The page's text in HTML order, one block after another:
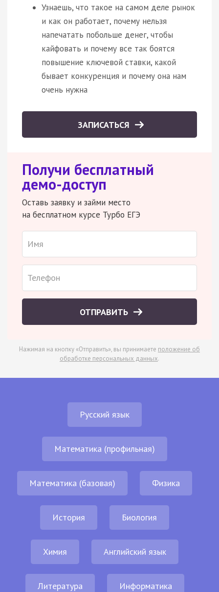
Узнаешь, что такое на самом деле рынок
и как он работает, почему нельзя
напечатать побольше денег, чтобы
кайфовать и почему все так боятся
повышение ключевой ставки, какой
бывает конкуренция и почему она нам
очень нужна
ЗАПИСАТЬСЯ
Получи бесплатный
демо-доступ
Оставь заявку и займи место
на бесплатном курсе Турбо ЕГЭ
ОТПРАВИТЬ
Нажимая на кнопку «Отправить», вы принимаете положение об
обработке персональных данных.
Русский язык
Математика (профильная)
Математика (базовая) Физика
История Биология
Химия Английский язык
Литература Информатика